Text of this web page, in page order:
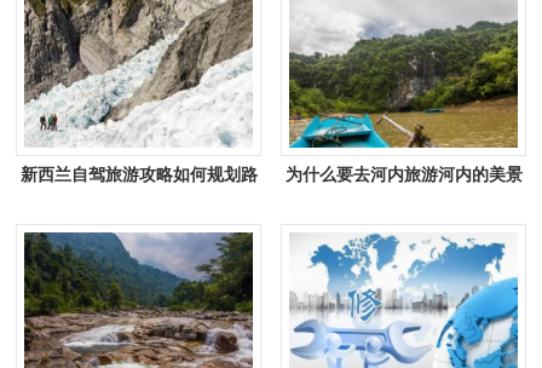
新西兰自驾旅游攻略如何规划路
为什么要去河内旅游河内的美景